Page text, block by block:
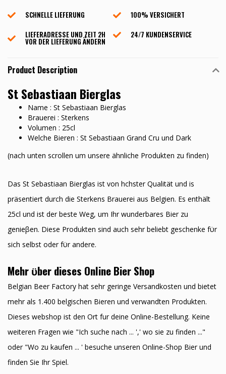
SCHNELLE LIEFERUNG
100% VERSICHERT
LIEFERADRESSE UND ZEIT 2H
VOR DER LIEFERUNG ÄNDERN
24/7 KUNDENSERVICE
Product Description
St Sebastiaan Bierglas
Name : St Sebastiaan Bierglas
Brauerei : Sterkens
Volumen : 25cl
Welche Bieren : St Sebastiaan Grand Cru und Dark
(nach unten scrollen um unsere ähnliche Produkten zu finden)
Das St Sebastiaan Bierglas ist von hӧchster Qualität und is
präsentiert durch die Sterkens Brauerei aus Belgien. Es enthält
25cl und ist der beste Weg, um Ihr wunderbares Bier zu
genieβen. Diese Produkten sind auch sehr beliebt geschenke fϋr
sich selbst oder fϋr andere.
Mehr ϋber dieses Online Bier Shop
Belgian Beer Factory hat sehr geringe Versandkosten und bietet
mehr als 1.400 belgischen Bieren und verwandten Produkten.
Dieses webshop ist den Ort fur deine Online-Bestellung. Keine
weiteren Fragen wie "Ich suche nach ... ',' wo sie zu finden ..."
oder "Wo zu kaufen ... ' besuche unseren Online-Shop Bier und
finden Sie Ihr Spiel.